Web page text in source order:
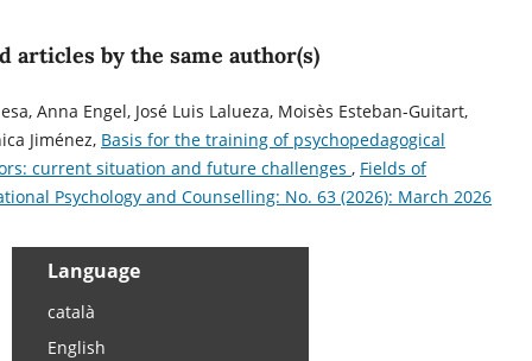
articles by the same author(s)
Anna Engel, José Luis Lalueza, Moisès Esteban-Guitart,
Jiménez, Basis for the training of psychopedagogical
current situation and future challenges, Fields of
Psychology and Counselling: No. 63 (2026): March 2026
Language
català
English